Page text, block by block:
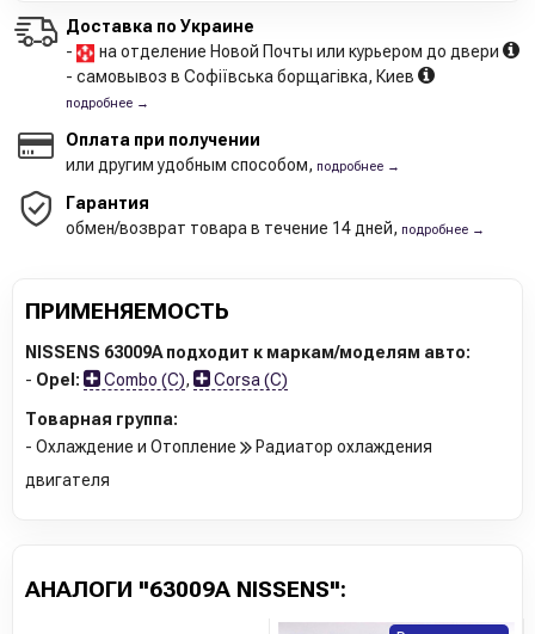
Доставка по Украине
-
на отделение Новой Почты или курьером до двери
- самовывоз в Софіївська борщагівка, Киев
подробнее →
Оплата при получении
или другим удобным способом, подробнее →
Гарантия
обмен/возврат товара в течение 14 дней, подробнее →
ПРИМЕНЯЕМОСТЬ
NISSENS 63009A подходит к маркам/моделям авто:
- Opel: Combo (C), Corsa (C)
Товарная группа:
- Охлаждение и Отопление
Радиатор охлаждения
двигателя
АНАЛОГИ "63009A NISSENS":